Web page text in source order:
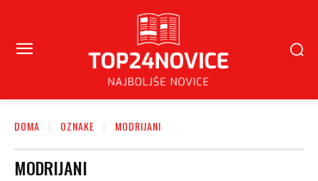
DOMA OZNAKE MODRIJANI
MODRIJANI